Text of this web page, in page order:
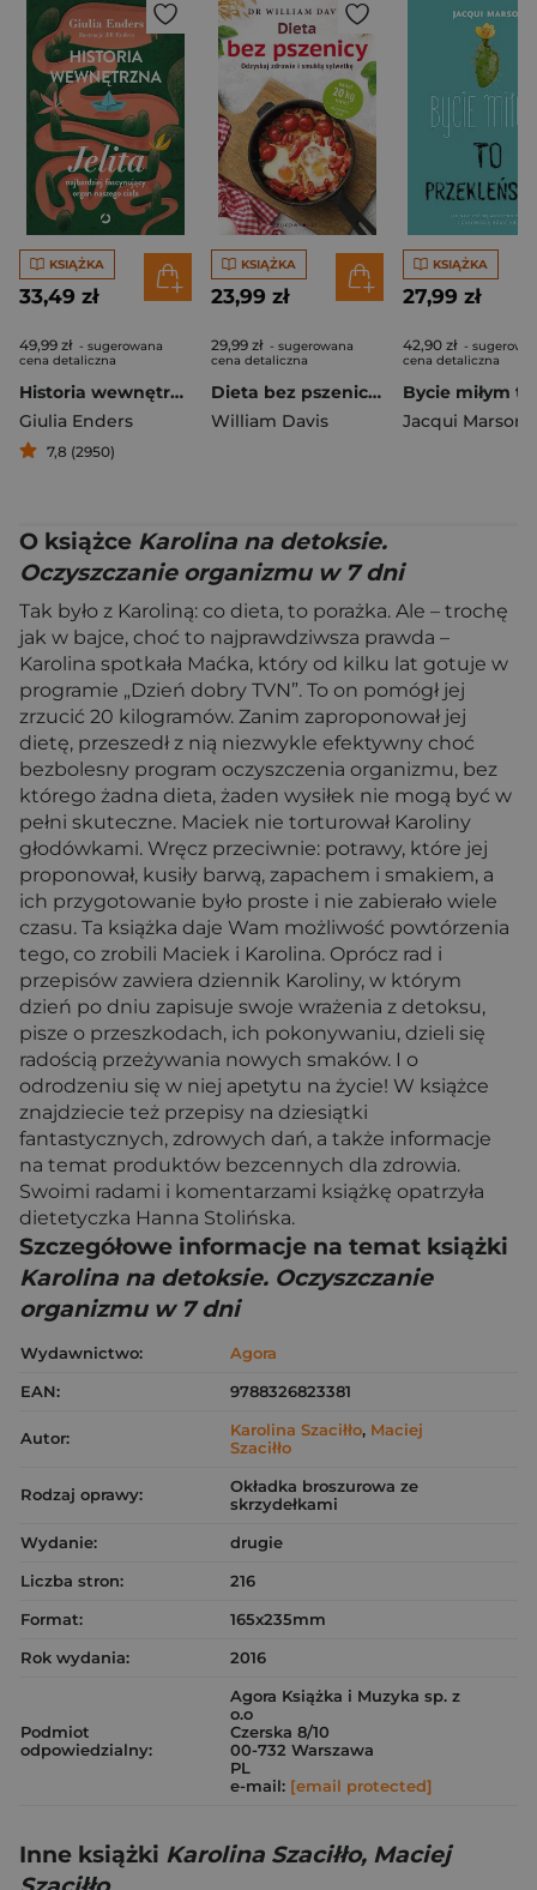
KSIĄŻKA
33,49 zł
49,99 zł - sugerowana
cena detaliczna
Historia wewnętrzna. Jelita – najbardziej fascynujący organ naszego ciała
Giulia Enders
7,8 (2950)
KSIĄŻKA
23,99 zł
29,99 zł - sugerowana
cena detaliczna
Dieta bez pszenicy. Jak pozbyć się pszennego brzucha i być zdrowym
William Davis
KSIĄŻKA
27,99 zł
42,90 zł -
cena detaliczna
Jacqui Marson
O książce Karolina na detoksie.
Oczyszczanie organizmu w 7 dni
Tak było z Karoliną: co dieta, to porażka. Ale – trochę
jak w bajce, choć to najprawdziwsza prawda –
Karolina spotkała Maćka, który od kilku lat gotuje w
programie „Dzień dobry TVN”. To on pomógł jej
zrzucić 20 kilogramów. Zanim zaproponował jej
dietę, przeszedł z nią niezwykle efektywny choć
bezbolesny program oczyszczenia organizmu, bez
którego żadna dieta, żaden wysiłek nie mogą być w
pełni skuteczne. Maciek nie torturował Karoliny
głodówkami. Wręcz przeciwnie: potrawy, które jej
proponował, kusiły barwą, zapachem i smakiem, a
ich przygotowanie było proste i nie zabierało wiele
czasu. Ta książka daje Wam możliwość powtórzenia
tego, co zrobili Maciek i Karolina. Oprócz rad i
przepisów zawiera dziennik Karoliny, w którym
dzień po dniu zapisuje swoje wrażenia z detoksu,
pisze o przeszkodach, ich pokonywaniu, dzieli się
radością przeżywania nowych smaków. I o
odrodzeniu się w niej apetytu na życie! W książce
znajdziecie też przepisy na dziesiątki
fantastycznych, zdrowych dań, a także informacje
na temat produktów bezcennych dla zdrowia.
Swoimi radami i komentarzami książkę opatrzyła
dietetyczka Hanna Stolińska.
Szczegółowe informacje na temat książki
Karolina na detoksie. Oczyszczanie
organizmu w 7 dni
Wydawnictwo:
Agora
EAN:
9788326823381
Autor: Karolina Szaciłło, Maciej
Szaciłło
Rodzaj oprawy:
Okładka broszurowa ze
skrzydełkami
Wydanie:
drugie
Liczba stron:
216
Format:
165x235mm
Rok wydania:
2016
Podmiot
odpowiedzialny:
Agora Książka i Muzyka sp. z
o.o
Czerska 8/10
00-732 Warszawa
PL
e-mail: [email protected]
Inne książki Karolina Szaciłło, Maciej